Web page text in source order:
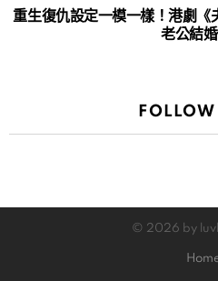
重生復仇設定一模一樣！港劇《
老公結婚
FOLLOW
© 2026 by